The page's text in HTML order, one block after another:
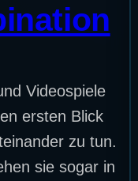
Videospiele
ersten Blick
zu tun.
sie sogar in